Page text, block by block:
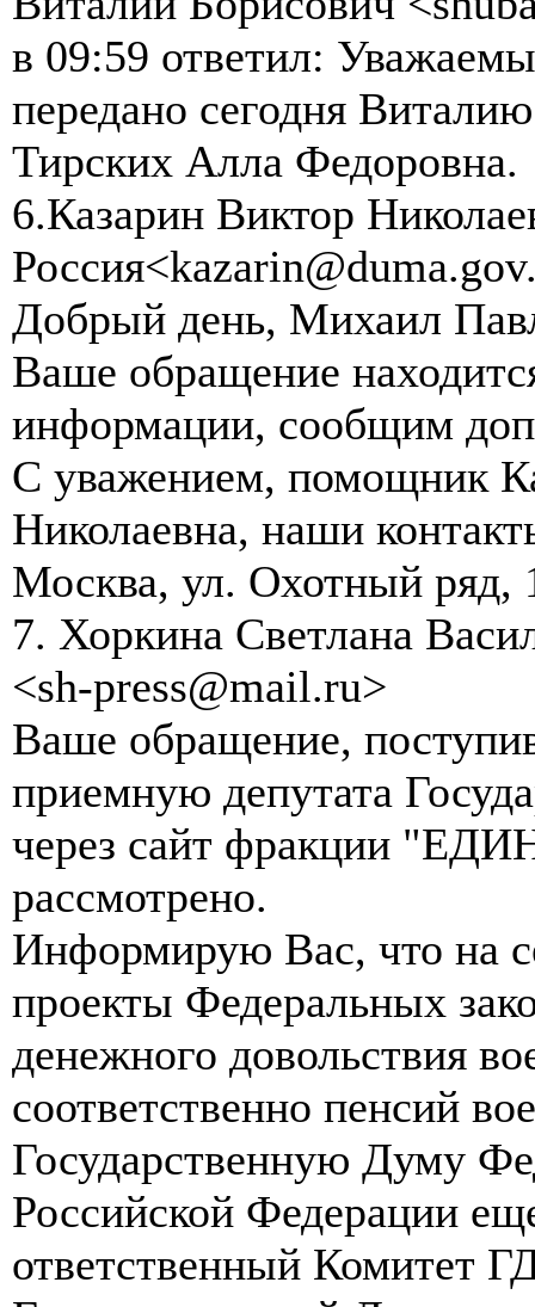
в 09:59 ответил:
передано сегодня
Тирских Алла Федоровна.
6.Казарин Виктор
Добрый день, Михаил
Ваше обращение
информации, сообщим
С уважением, помощник
Николаевна, наши
Москва, ул. Охотный ряд,
7. Хоркина Светлана
<sh-press@mail.ru>
Ваше обращение,
приемную депутата
через сайт фракции
рассмотрено.
Информирую Вас, что на
проекты Федеральных
денежного довольствия
соответственно пенсий
Государственную Думу
Российской Федерации
ответственный Комитет